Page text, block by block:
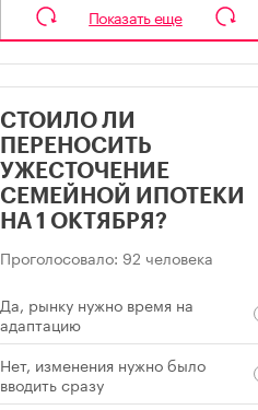
Показать еще
СТОИЛО ЛИ
ПЕРЕНОСИТЬ
УЖЕСТОЧЕНИЕ
СЕМЕЙНОЙ ИПОТЕКИ
НА 1 ОКТЯБРЯ?
Проголосовало: 92 человека
Да, рынку нужно время на
адаптацию
Нет, изменения нужно было
вводить сразу